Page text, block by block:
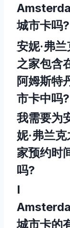
城市卡吗?
安妮·弗兰
之家包含
阿姆斯特
市卡中吗?
我需要为
妮·弗兰克
家预约时
吗?
I
城市卡的